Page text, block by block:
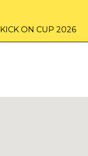
KICK ON CUP 2026